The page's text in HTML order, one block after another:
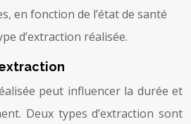
en fonction de l’état de santé
d’extraction réalisée.
peut influencer la durée et
Deux types d’extraction sont